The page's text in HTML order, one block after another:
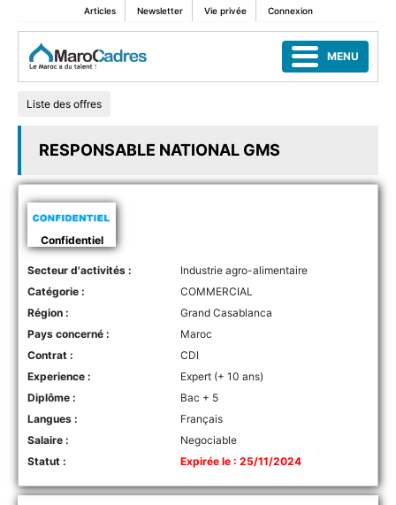
Articles Newsletter Vie privée Connexion
MENU
Liste des offres
RESPONSABLE NATIONAL GMS
Confidentiel
Secteur d'activités :
Industrie agro-alimentaire
Catégorie :
COMMERCIAL
Région :
Grand Casablanca
Pays concerné :
Maroc
Contrat :
CDI
Experience :
Expert (+ 10 ans)
Diplôme :
Bac + 5
Langues :
Français
Salaire :
Negociable
Statut :
Expirée le : 25/11/2024